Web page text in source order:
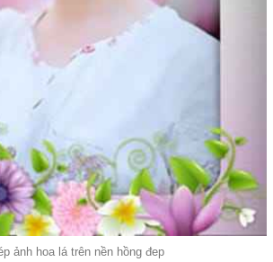
ảnh hoa lá trên nền hồng đep